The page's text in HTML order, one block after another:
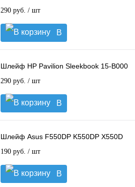
290 руб. / шт
В
корзину
Шлейф HP Pavilion Sleekbook 15-B000
290 руб. / шт
В
корзину
Шлейф Asus F550DP K550DP X550D
190 руб. / шт
В